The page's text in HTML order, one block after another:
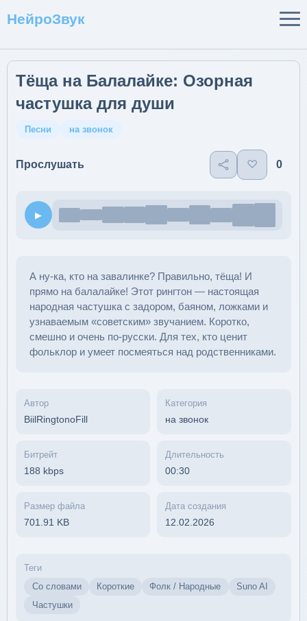
НейроЗвук
Тёща на Балалайке: Озорная
частушка для души
Песни на звонок
Прослушать ♡ 0
▶
А ну-ка, кто на завалинке? Правильно, тёща! И
прямо на балалайке! Этот рингтон — настоящая
народная частушка с задором, баяном, ложками и
узнаваемым «советским» звучанием. Коротко,
смешно и очень по-русски. Для тех, кто ценит
фольклор и умеет посмеяться над родственниками.
Автор
BiilRingtonoFill
Категория
на звонок
Битрейт
188 kbps
Длительность
00:30
Размер файла
701.91 KB
Дата создания
12.02.2026
Теги
Со словами
Короткие Фолк / Народные
Suno AI
Частушки